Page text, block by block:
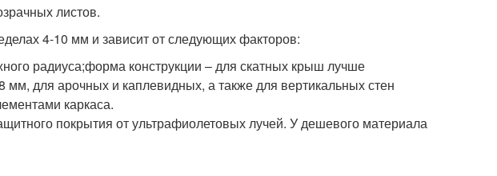
листов.
4-10 мм и зависит от следующих факторов:
радиуса;форма конструкции – для скатных крыш лучше
для арочных и каплевидных, а также для вертикальных стен
каркаса.
покрытия от ультрафиолетовых лучей. У дешевого материала